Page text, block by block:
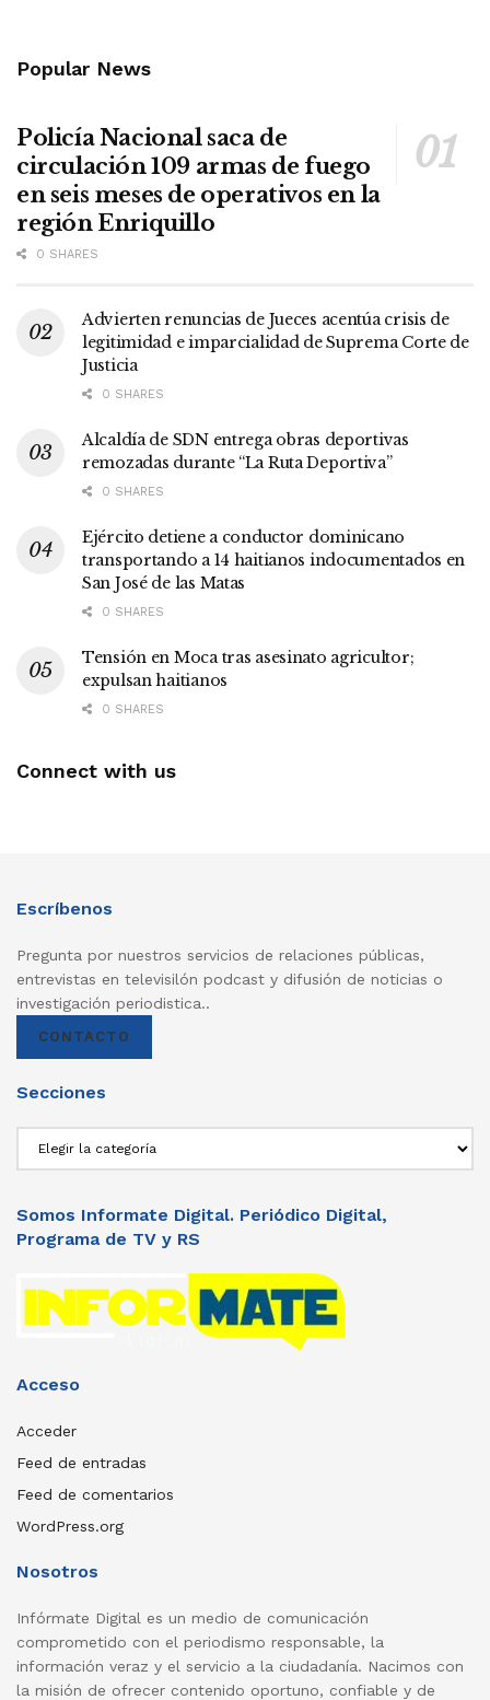
Popular News
Policía Nacional saca de
circulación 109 armas de fuego
en seis meses de operativos en la
región Enriquillo
0 SHARES
Advierten renuncias de Jueces acentúa crisis de
legitimidad e imparcialidad de Suprema Corte de
Justicia
0 SHARES
Alcaldía de SDN entrega obras deportivas
remozadas durante “La Ruta Deportiva”
0 SHARES
Ejército detiene a conductor dominicano
transportando a 14 haitianos indocumentados en
San José de las Matas
0 SHARES
Tensión en Moca tras asesinato agricultor;
expulsan haitianos
0 SHARES
Connect with us
Escríbenos
Pregunta por nuestros servicios de relaciones públicas,
entrevistas en televisilón podcast y difusión de noticias o
investigación periodistica..
CONTACTO
Secciones
Somos Informate Digital. Periódico Digital,
Programa de TV y RS
Acceso
Acceder
Feed de entradas
Feed de comentarios
WordPress.org
Nosotros
Infórmate Digital es un medio de comunicación
comprometido con el periodismo responsable, la
información veraz y el servicio a la ciudadanía. Nacimos con
la misión de ofrecer contenido oportuno, confiable y de